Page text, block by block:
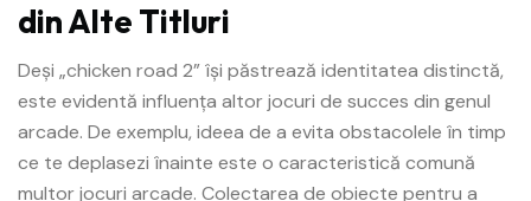
din Alte Titluri
Deși „chicken road 2” își păstrează identitatea distinctă,
este evidentă influența altor jocuri de succes din genul
arcade. De exemplu, ideea de a evita obstacolele în timp
ce te deplasezi înainte este o caracteristică comună
multor jocuri arcade. Colectarea de obiecte pentru a